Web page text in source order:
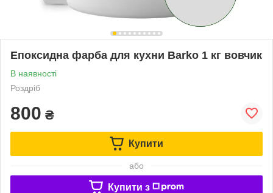
Епоксидна фарба для кухни Barko 1 кг вовчик
В наявності
Роздріб
800 ₴
Купити
або
Купити з